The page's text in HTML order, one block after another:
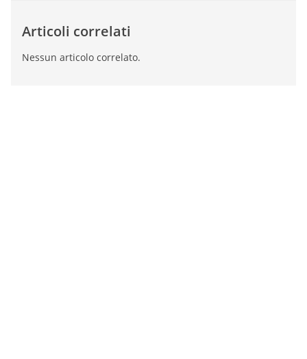
Articoli correlati
Nessun articolo correlato.